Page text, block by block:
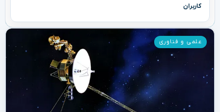
کاربران
علمی و فناوری